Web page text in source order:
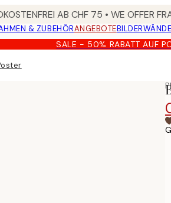
AB CHF 75 • WE OFFER
& ZUBEHÖRANGEBOTEBILDERWÄNDE
SALE - 50% RABATT AUF